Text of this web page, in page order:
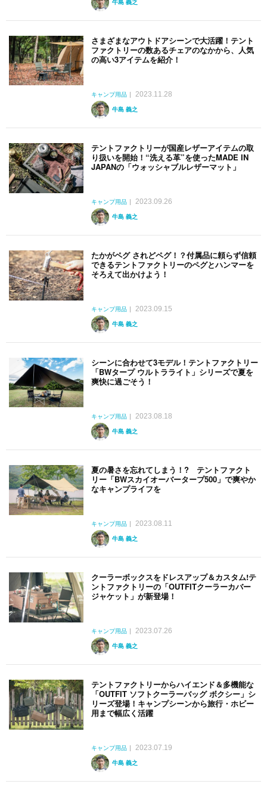
さまざまなアウトドアシーンで大活躍！テント
ファクトリーの数あるチェアのなかから、人気
の高い3アイテムを紹介！
キャンプ用品
2023.11.28
牛島 義之
テントファクトリーが国産レザーアイテムの取
り扱いを開始！“洗える革”を使ったMADE IN
JAPANの「ウォッシャブルレザーマット」
キャンプ用品
2023.09.26
牛島 義之
たかがペグ されどペグ！？付属品に頼らず信頼
できるテントファクトリーのペグとハンマーを
そろえて出かけよう！
キャンプ用品
2023.09.15
牛島 義之
シーンに合わせて3モデル！テントファクトリー
「BWタープ ウルトラライト」シリーズで夏を
爽快に過ごそう！
キャンプ用品
2023.08.18
牛島 義之
夏の暑さを忘れてしまう！? テントファクト
リー「BWスカイオーバータープ500」で爽やか
なキャンプライフを
キャンプ用品
2023.08.11
牛島 義之
クーラーボックスをドレスアップ＆カスタム!テ
ントファクトリーの「OUTFITクーラーカバー
ジャケット」が新登場！
キャンプ用品
2023.07.26
牛島 義之
テントファクトリーからハイエンド＆多機能な
「OUTFIT ソフトクーラーバッグ ボクシー」シ
リーズ登場！キャンプシーンから旅行・ホビー
用まで幅広く活躍
キャンプ用品
2023.07.19
牛島 義之